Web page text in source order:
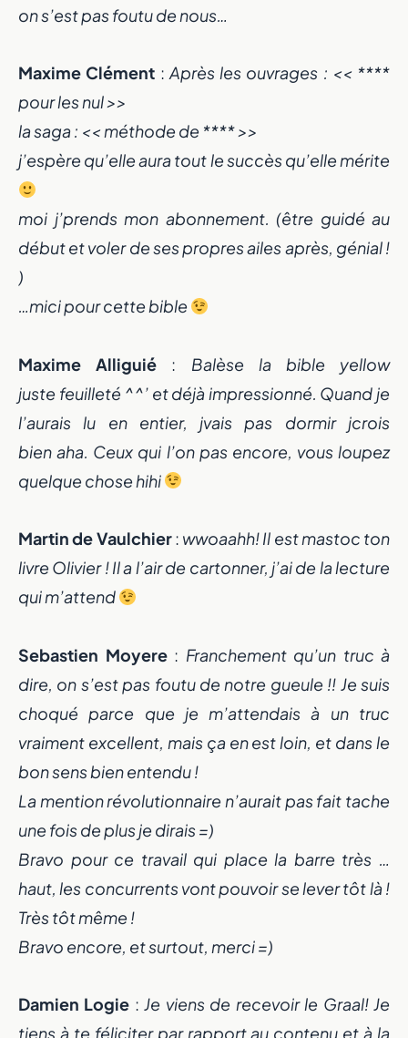
on s’est pas foutu de nous…
Maxime Clément : Après les ouvrages : << ****
pour les nul >>
la saga : << méthode de **** >>
j’espère qu’elle aura tout le succès qu’elle mérite
moi j’prends mon abonnement. (être guidé au
début et voler de ses propres ailes après, génial !
)
…mici pour cette bible
Maxime Alliguié : Balèse la bible yellow
juste feuilleté ^^’ et déjà impressionné. Quand je
l’aurais lu en entier, jvais pas dormir jcrois
bien aha. Ceux qui l’on pas encore, vous loupez
quelque chose hihi
Martin de Vaulchier: wwoaahh! Il est mastoc ton
livre Olivier ! Il a l’air de cartonner, j’ai de la lecture
qui m’attend
Sebastien Moyere: Franchement qu’un truc à
dire, on s’est pas foutu de notre gueule !! Je suis
choqué parce que je m’attendais à un truc
vraiment excellent, mais ça en est loin, et dans le
bon sens bien entendu !
La mention révolutionnaire n’aurait pas fait tache
une fois de plus je dirais =)
Bravo pour ce travail qui place la barre très …
haut, les concurrents vont pouvoir se lever tôt là !
Très tôt même !
Bravo encore, et surtout, merci =)
Damien Logie :Je viens de recevoir le Graal! Je
tiens à te féliciter par rapport au contenu et à la